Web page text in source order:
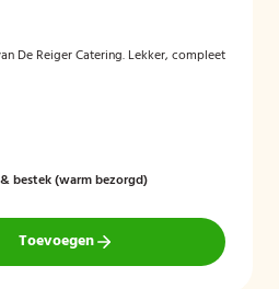
De Reiger Catering. Lekker, compleet
bestek (warm bezorgd)
Toevoegen